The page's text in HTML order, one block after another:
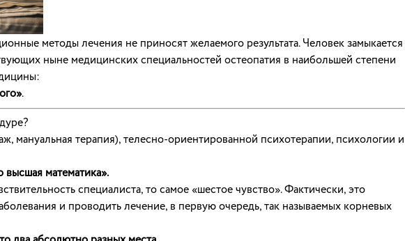
методы лечения не приносят желаемого результата. Человек замыкается
ныне медицинских специальностей остеопатия в наибольшей степени
.
мануальная терапия), телесно-ориентированной психотерапии, психологии и
высшая математика».
специалиста, то самое «шестое чувство». Фактически, это
и проводить лечение, в первую очередь, так называемых корневых